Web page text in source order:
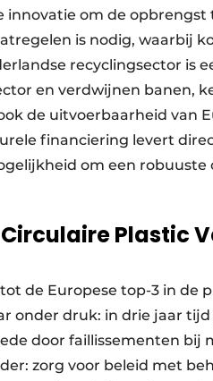
om de opbrengst
is nodig, waarbij
recyclingsector is
en verdwijnen banen,
de uitvoerbaarheid van
financiering levert
om een robuuste
Plastic
de Europese top-3 in de
onder druk: in drie jaar
door faillissementen bij
zorg voor beleid met